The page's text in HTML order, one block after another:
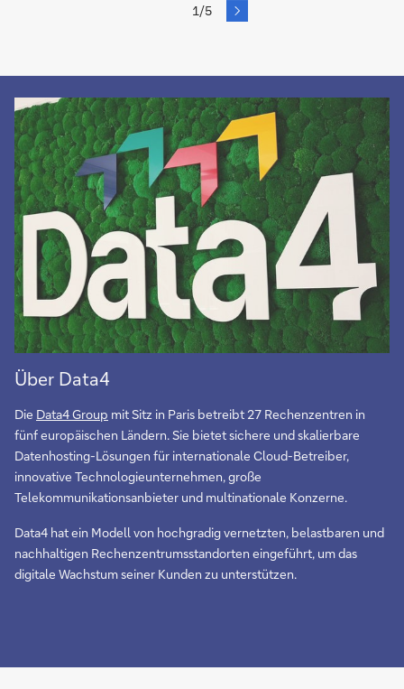
1/5 next
Über Data4
Die Data4 Group mit Sitz in Paris betreibt 27 Rechenzentren in
fünf europäischen Ländern. Sie bietet sichere und skalierbare
Datenhosting-Lösungen für internationale Cloud-Betreiber,
innovative Technologieunternehmen, große
Telekommunikationsanbieter und multinationale Konzerne.
Data4 hat ein Modell von hochgradig vernetzten, belastbaren und
nachhaltigen Rechenzentrumsstandorten eingeführt, um das
digitale Wachstum seiner Kunden zu unterstützen.